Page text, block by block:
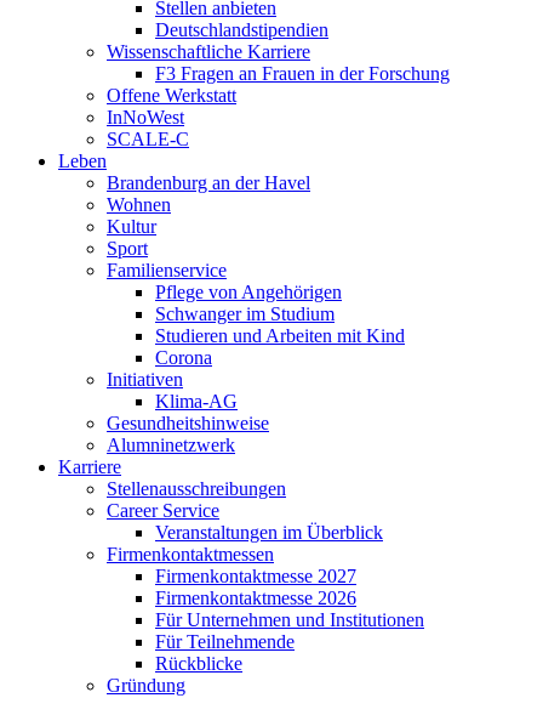
Stellen anbieten
Deutschlandstipendien
Wissenschaftliche Karriere
F3 Fragen an Frauen in der Forschung
Offene Werkstatt
InNoWest
SCALE-C
Leben
Brandenburg an der Havel
Wohnen
Kultur
Sport
Familienservice
Pflege von Angehörigen
Schwanger im Studium
Studieren und Arbeiten mit Kind
Corona
Initiativen
Klima-AG
Gesundheitshinweise
Alumninetzwerk
Karriere
Stellenausschreibungen
Career Service
Veranstaltungen im Überblick
Firmenkontaktmessen
Firmenkontaktmesse 2027
Firmenkontaktmesse 2026
Für Unternehmen und Institutionen
Für Teilnehmende
Rückblicke
Gründung